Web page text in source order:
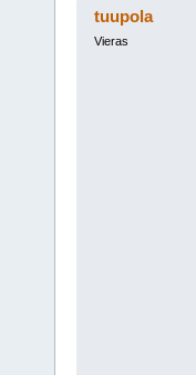
tuupola
Vieras